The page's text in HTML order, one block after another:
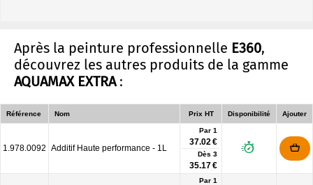
Après la peinture professionnelle E360,
découvrez les autres produits de la gamme
AQUAMAX EXTRA:
Référence Nom Prix HT Disponibilité Ajouter
1.978.0092 Additif Haute performance - 1L
Par 1
37.02 €
Dès 3
35.17 €
Par 1